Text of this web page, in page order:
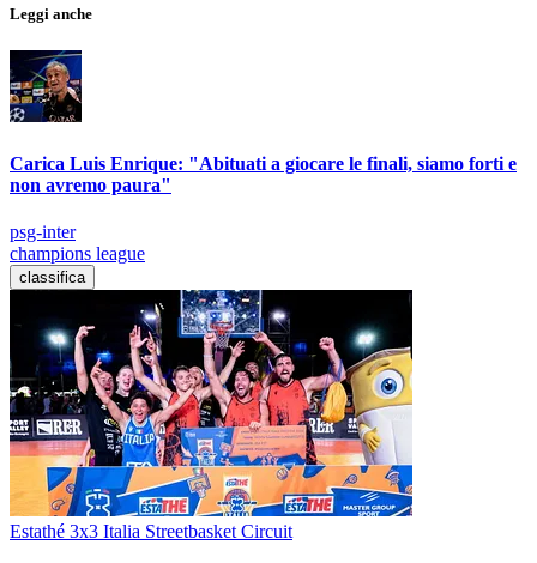
Leggi anche
Carica Luis Enrique: "Abituati a giocare le finali, siamo forti e
non avremo paura"
psg-inter
champions league
classifica
Estathé 3x3 Italia Streetbasket Circuit